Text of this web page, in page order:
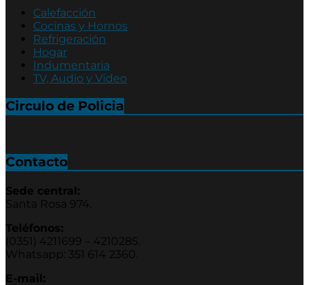
Calefacción
Cocinas y Hornos
Refrigeración
Hogar
Indumentaria
TV, Audio y Video
Circulo de Policia
Contacto
Sede central:
Santa Rosa 974.
Teléfonos:
(0351) 4211699 – 4210285.
Whatsapp: 351 614 2360.
E-mail: